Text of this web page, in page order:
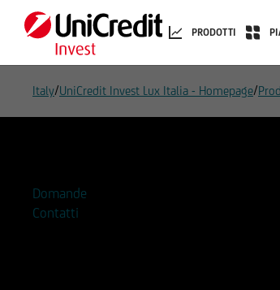
PRODOTTI
Italy/UniCredit Invest Lux Italia - Homepage/
Domande
Contatti